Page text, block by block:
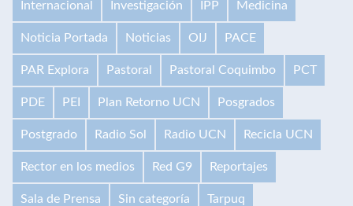
Internacional Investigación IPP Medicina
Noticia Portada Noticias OIJ PACE
PAR Explora Pastoral Pastoral Coquimbo PCT
PDE PEI Plan Retorno UCN Posgrados
Postgrado Radio Sol Radio UCN Recicla UCN
Rector en los medios Red G9 Reportajes
Sala de Prensa Sin categoría Tarpuq